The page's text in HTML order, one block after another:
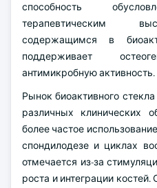
способность
терапевтическим
содержащимся в
поддерживает
антимикробную активность.
Рынок биоактивного
различных клинических
более частое
спондилодезе и циклах
отмечается из-за
роста и интеграции